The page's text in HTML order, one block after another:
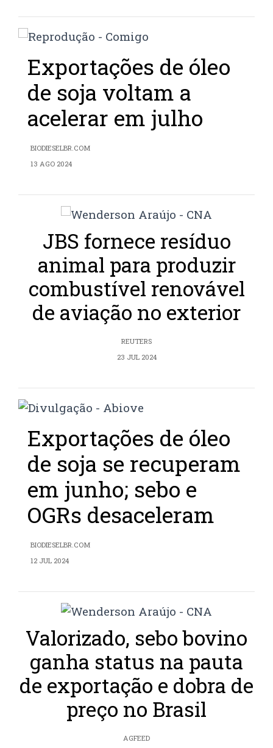
Exportações de óleo
de soja voltam a
acelerar em julho
BIODIESELBR.COM
13 AGO 2024
JBS fornece resíduo
animal para produzir
combustível renovável
de aviação no exterior
REUTERS
23 JUL 2024
Exportações de óleo
de soja se recuperam
em junho; sebo e
OGRs desaceleram
BIODIESELBR.COM
12 JUL 2024
Valorizado, sebo bovino
ganha status na pauta
de exportação e dobra de
preço no Brasil
AGFEED